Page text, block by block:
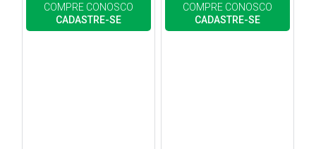
COMPRE CONOSCO
CADASTRE-SE
COMPRE CONOSCO
CADASTRE-SE